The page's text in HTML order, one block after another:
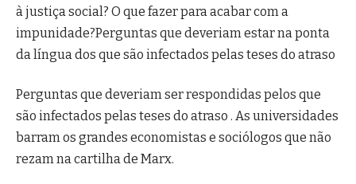
à justiça social? O que fazer para acabar com a
impunidade?Perguntas que deveriam estar na ponta
da língua dos que são infectados pelas teses do atraso
Perguntas que deveriam ser respondidas pelos que
são infectados pelas teses do atraso . As universidades
barram os grandes economistas e sociólogos que não
rezam na cartilha de Marx.